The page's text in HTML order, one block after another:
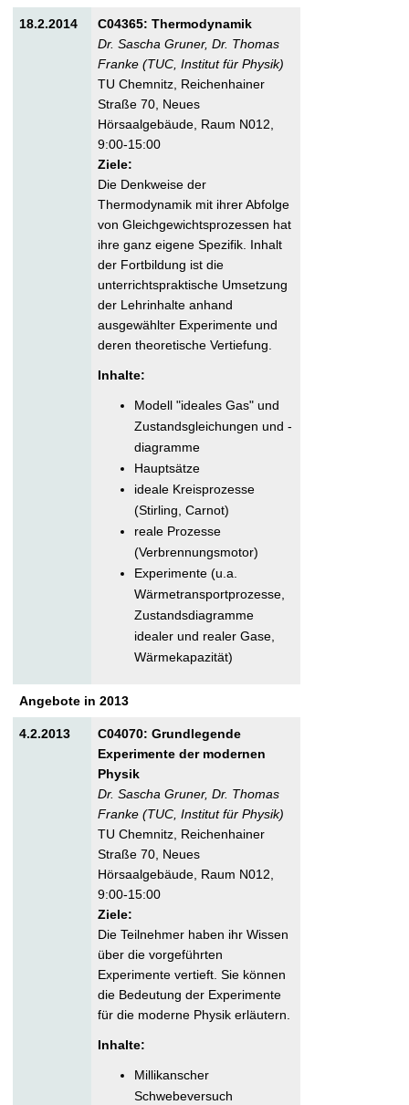
18.2.2014
C04365: Thermodynamik
Dr. Sascha Gruner, Dr. Thomas
Franke (TUC, Institut für Physik)
TU Chemnitz, Reichenhainer
Straße 70, Neues
Hörsaalgebäude, Raum N012,
9:00-15:00
Ziele:
Die Denkweise der
Thermodynamik mit ihrer Abfolge
von Gleichgewichtsprozessen hat
ihre ganz eigene Spezifik. Inhalt
der Fortbildung ist die
unterrichtspraktische Umsetzung
der Lehrinhalte anhand
ausgewählter Experimente und
deren theoretische Vertiefung.
Inhalte:
Modell "ideales Gas" und
Zustandsgleichungen und -
diagramme
Hauptsätze
ideale Kreisprozesse
(Stirling, Carnot)
reale Prozesse
(Verbrennungsmotor)
Experimente (u.a.
Wärmetransportprozesse,
Zustandsdiagramme
idealer und realer Gase,
Wärmekapazität)
Angebote in 2013
4.2.2013
C04070: Grundlegende
Experimente der modernen
Physik
Dr. Sascha Gruner, Dr. Thomas
Franke (TUC, Institut für Physik)
TU Chemnitz, Reichenhainer
Straße 70, Neues
Hörsaalgebäude, Raum N012,
9:00-15:00
Ziele:
Die Teilnehmer haben ihr Wissen
über die vorgeführten
Experimente vertieft. Sie können
die Bedeutung der Experimente
für die moderne Physik erläutern.
Inhalte:
Millikanscher
Schwebeversuch